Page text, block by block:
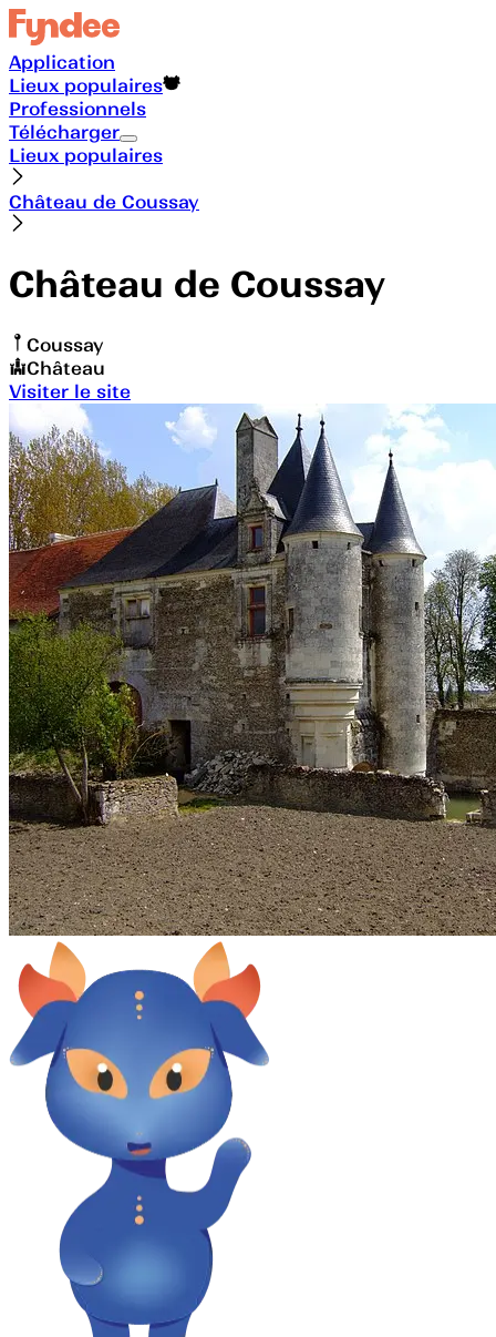
Application
Lieux populaires
Professionnels
Télécharger
Lieux populaires
Château de Coussay
Château de Coussay
Coussay
Château
Visiter le site